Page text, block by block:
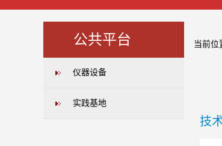
公共平台
仪器设备
实践基地
当前位
技